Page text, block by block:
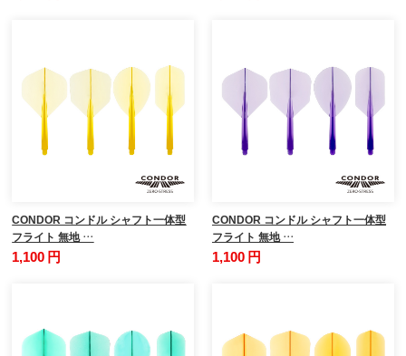
CONDOR コンドル シャフト一体型
フライト 無地 …
1,100 円
CONDOR コンドル シャフト一体型
フライト 無地 …
1,100 円